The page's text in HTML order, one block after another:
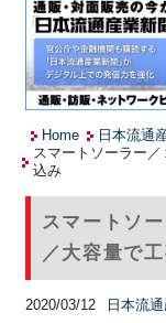
Home 日本流通
スマートソーラー
込み
スマートソ
／大容量で
2020/03/12 日本流